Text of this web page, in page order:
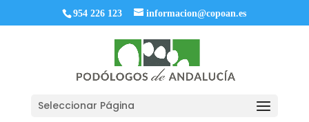
954 226 123 informacion@copoan.es
Seleccionar Página